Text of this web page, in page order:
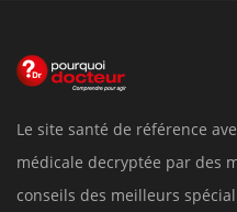
Le site santé de référence
médicale decryptée par des
conseils des meilleurs